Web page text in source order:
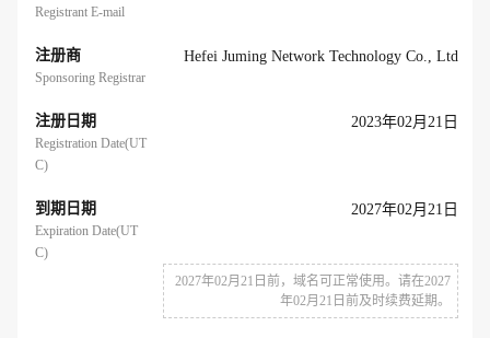
Registrant E-mail
注册商
Sponsoring Registrar
Hefei Juming Network Technology Co., Ltd
注册日期
Registration Date(UT
C)
2023年02月21日
到期日期
Expiration Date(UT
C)
2027年02月21日
2027年02月21日前，域名可正常使用。请在2027
年02月21日前及时续费延期。